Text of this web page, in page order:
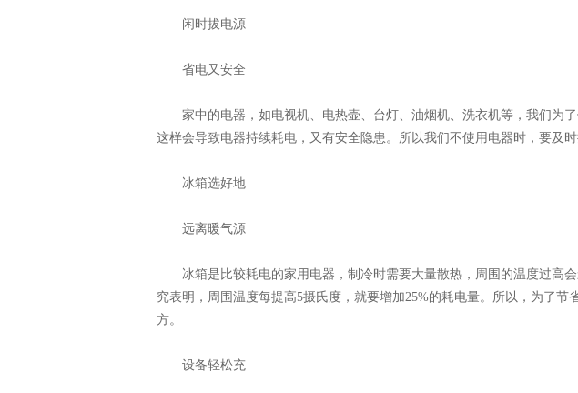
闲时拔电源
省电又安全
家中的电器，如电视机、电热壶、台灯、油烟机、洗衣机等，我们为了
这样会导致电器持续耗电，又有安全隐患。所以我们不使用电器时，要及
冰箱选好地
远离暖气源
冰箱是比较耗电的家用电器，制冷时需要大量散热，周围的温度过高会
究表明，周围温度每提高5摄氏度，就要增加25%的耗电量。所以，为了节
方。
设备轻松充